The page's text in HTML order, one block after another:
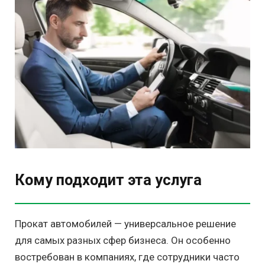
Кому подходит эта услуга
Прокат автомобилей — универсальное решение
для самых разных сфер бизнеса. Он особенно
востребован в компаниях, где сотрудники часто